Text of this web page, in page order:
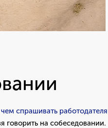
спрашивать работодателя
говорить на собеседовании.